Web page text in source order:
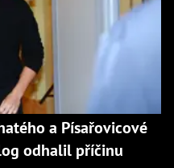
a Písařovicové
odhalil příčinu